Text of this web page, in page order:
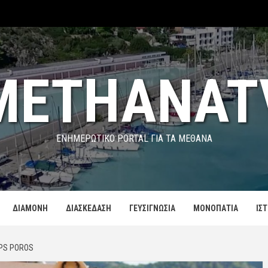
ΕΝΗΜΕΡΩΤΙΚΌ PORTAL ΓΙΑ ΤΑ ΜΕΘΑΝΑ
ΔΙΑΜΟΝΗ ΔΙΑΣΚΕΔΑΣΗ ΓΕΥΣΙΓΝΩΣΙΑ ΜΟΝΟΠΑΤΙΑ
POROS